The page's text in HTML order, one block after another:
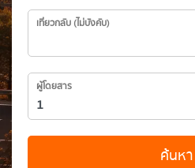
เที่ยวกลับ (ไม่บังคับ)
ผู้โดยสาร
ค้นหา